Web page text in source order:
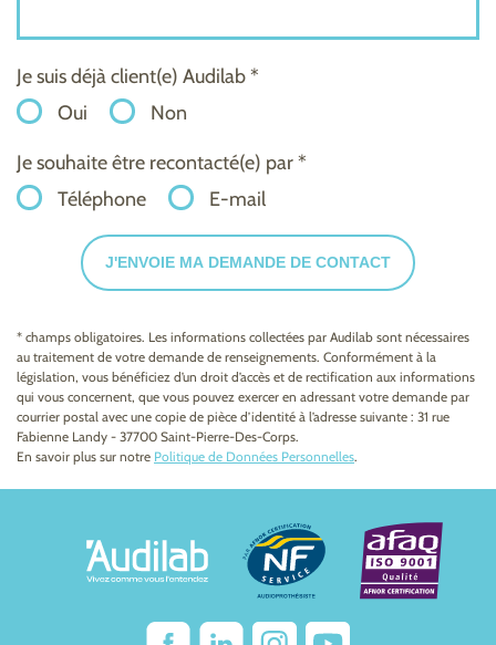
Je suis déjà client(e) Audilab *
Oui
Non
Je souhaite être recontacté(e) par *
Téléphone
E-mail
J'ENVOIE MA DEMANDE DE CONTACT
* champs obligatoires. Les informations collectées par Audilab sont nécessaires
au traitement de votre demande de renseignements. Conformément à la
législation, vous bénéficiez d’un droit d’accès et de rectification aux informations
qui vous concernent, que vous pouvez exercer en adressant votre demande par
courrier postal avec une copie de pièce d’identité à l’adresse suivante : 31 rue
Fabienne Landy - 37700 Saint-Pierre-Des-Corps.
En savoir plus sur notre Politique de Données Personnelles.